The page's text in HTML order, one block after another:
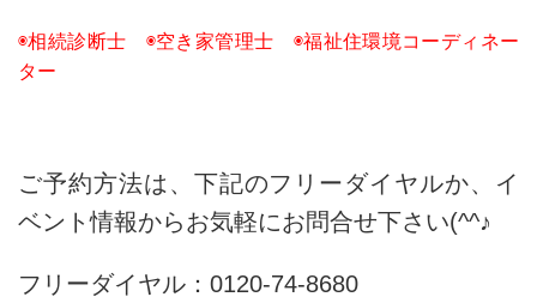
◉相続診断士 ◉空き家管理士 ◉福祉住環境コーディネー
ター
ご予約方法は、下記のフリーダイヤルか、イ
ベント情報からお気軽にお問合せ下さい(^^♪
フリーダイヤル：0120‐74‐8680